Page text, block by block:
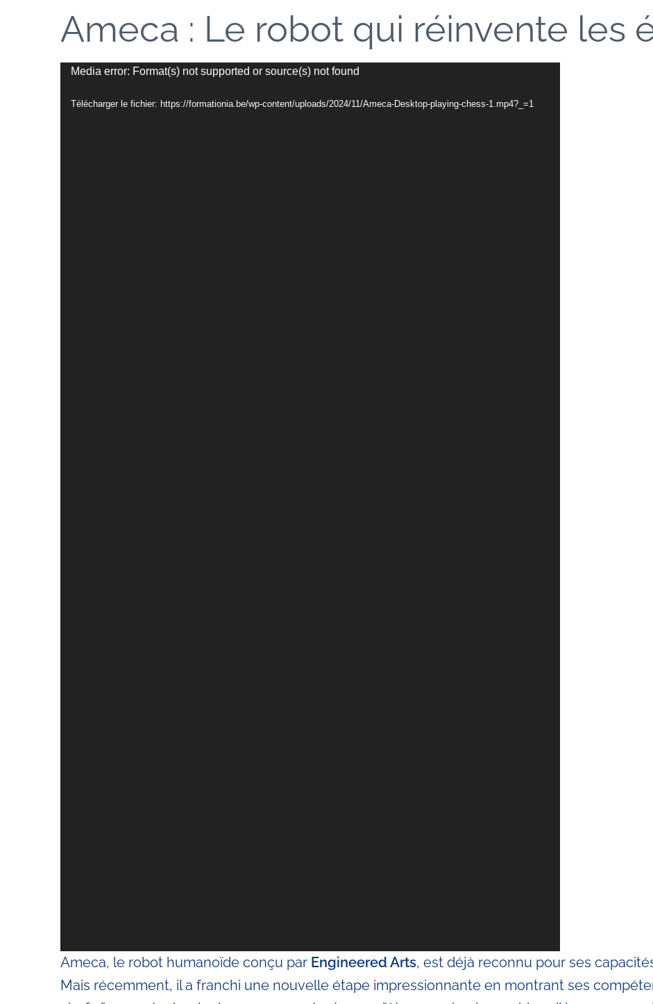
Ameca : Le robot qui réinvente les
Lecteur
Media error: Format(s) not supported or source(s) not found
Télécharger le fichier: https://formationia.be/wp-content/uploads/2024/11/Ameca-Desktop-playing-chess-1.mp4?_=1
Ameca, le robot humanoïde conçu par Engineered Arts, est déjà reconnu pour ses
Mais récemment, il a franchi une nouvelle étape impressionnante en montrant ses